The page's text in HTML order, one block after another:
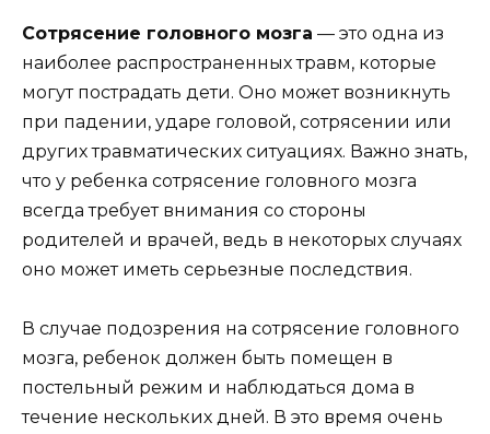
Сотрясение головного мозга — это одна из
наиболее распространенных травм, которые
могут пострадать дети. Оно может возникнуть
при падении, ударе головой, сотрясении или
других травматических ситуациях. Важно знать,
что у ребенка сотрясение головного мозга
всегда требует внимания со стороны
родителей и врачей, ведь в некоторых случаях
оно может иметь серьезные последствия.
В случае подозрения на сотрясение головного
мозга, ребенок должен быть помещен в
постельный режим и наблюдаться дома в
течение нескольких дней. В это время очень